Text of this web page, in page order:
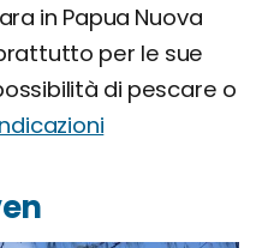
in Papua Nuova
per le sue
di pescare o